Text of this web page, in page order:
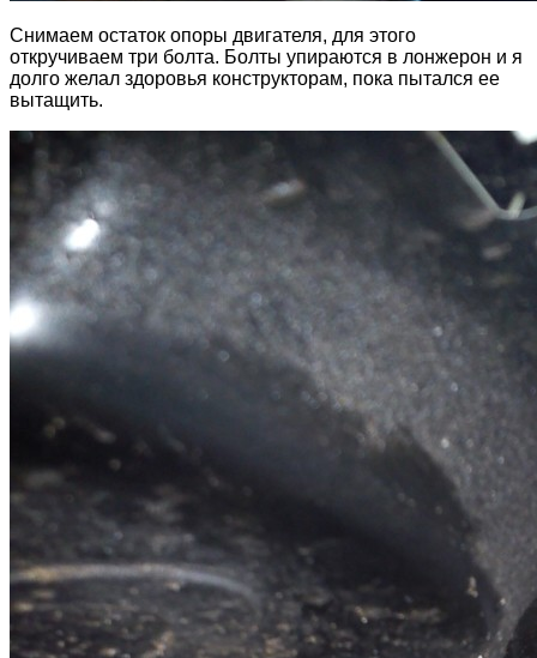
Снимаем остаток опоры двигателя, для этого
откручиваем три болта. Болты упираются в лонжерон и я
долго желал здоровья конструкторам, пока пытался ее
вытащить.